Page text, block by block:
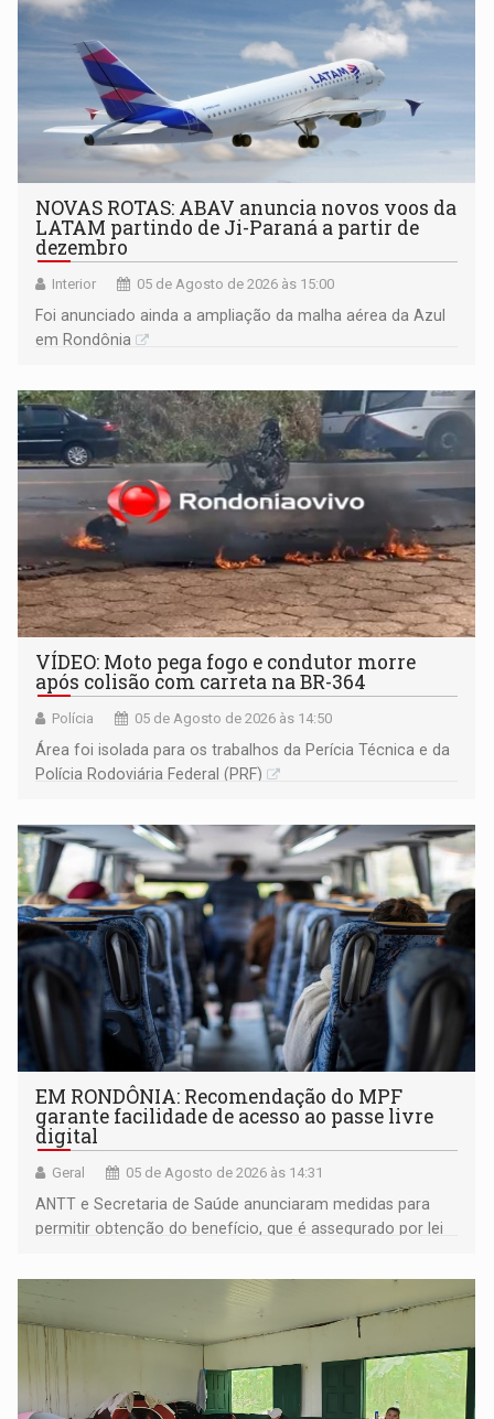
NOVAS ROTAS: ABAV anuncia novos voos da
LATAM partindo de Ji-Paraná a partir de
dezembro
Interior 05 de Agosto de 2026 às 15:00
Foi anunciado ainda a ampliação da malha aérea da Azul
em Rondônia
VÍDEO: Moto pega fogo e condutor morre
após colisão com carreta na BR-364
Polícia 05 de Agosto de 2026 às 14:50
Área foi isolada para os trabalhos da Perícia Técnica e da
Polícia Rodoviária Federal (PRF)
EM RONDÔNIA: Recomendação do MPF
garante facilidade de acesso ao passe livre
digital
Geral 05 de Agosto de 2026 às 14:31
ANTT e Secretaria de Saúde anunciaram medidas para
permitir obtenção do benefício, que é assegurado por lei